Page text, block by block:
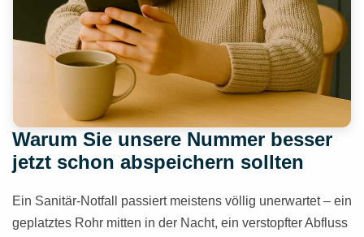
Warum Sie unsere Nummer besser
jetzt schon abspeichern sollten
Ein Sanitär-Notfall passiert meistens völlig unerwartet – ein
geplatztes Rohr mitten in der Nacht, ein verstopfter Abfluss